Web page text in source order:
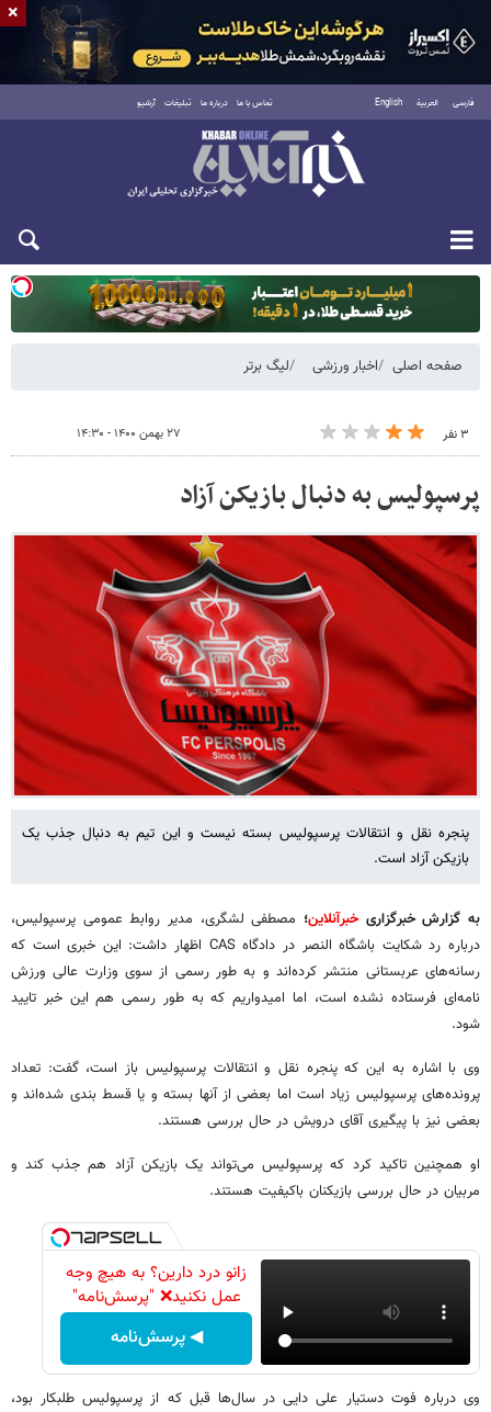
فارسی العربية English تماس با ما درباره ما تبلیغات آرشیو
یکشنبه ۱۸ مرداد ۱۴۰۵
صفحه اصلی اخبار ورزشی لیگ برتر
۳ نفر ۲۷ بهمن ۱۴۰۰ - ۱۴:۳۰
پرسپولیس به دنبال بازیکن آزاد
پنجره نقل و انتقالات پرسپولیس بسته نیست و این تیم به دنبال جذب یک
بازیکن آزاد است.
به گزارش خبرگزاریخبرآنلاین؛ مصطفی لشگری، مدیر روابط عمومی پرسپولیس،
درباره رد شکایت باشگاه النصر در دادگاه CAS اظهار داشت: این خبری است که
رسانه‌های عربستانی منتشر کرده‌اند و به طور رسمی از سوی وزارت عالی ورزش
نامه‌ای فرستاده نشده است، اما امیدواریم که به طور رسمی هم این خبر تایید
شود.
وی با اشاره به این که پنجره نقل و انتقالات پرسپولیس باز است، گفت: تعداد
پرونده‌های پرسپولیس زیاد است اما بعضی از آنها بسته و یا قسط بندی شده‌اند و
بعضی نیز با پیگیری آقای درویش در حال بررسی هستند.
او همچنین تاکید کرد که پرسپولیس می‌تواند یک بازیکن آزاد هم جذب کند و
مربیان در حال بررسی بازیکنان باکیفیت هستند.
زانو درد دارین؟ به هیچ وجه
عمل نکنید❌ "پرسش‌نامه"
◀ پرسش‌نامه
وی درباره فوت دستیار علی دایی در سال‌ها قبل که از پرسپولیس طلبکار بود،
×